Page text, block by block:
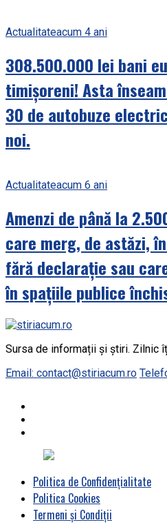
Actualitateacum 4 ani
308.500.000 lei bani
timișoreni! Asta
30 de autobuze
noi.
Actualitateacum 6 ani
Amenzi de până la
care merg, de astăzi,
fără declarație sau
în spațiile publice
Sursa de informații și știri. Zilnic
Email: contact@stiriacum.ro
Politica de Confidențialitate
Politica Cookies
Termeni și Condiții